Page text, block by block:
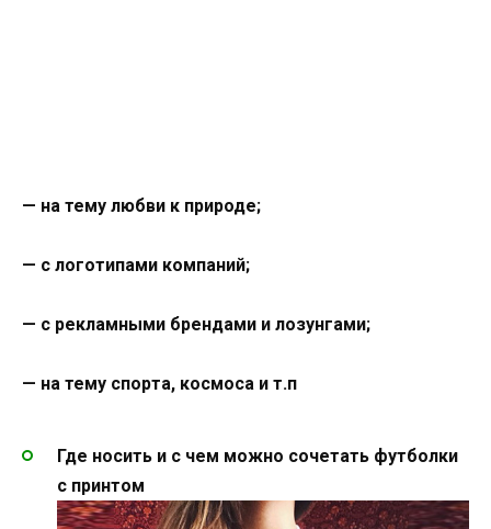
— на тему любви к природе;
— с логотипами компаний;
— с рекламными брендами и лозунгами;
— на тему спорта, космоса и т.п
Где носить и с чем можно сочетать футболки
с принтом